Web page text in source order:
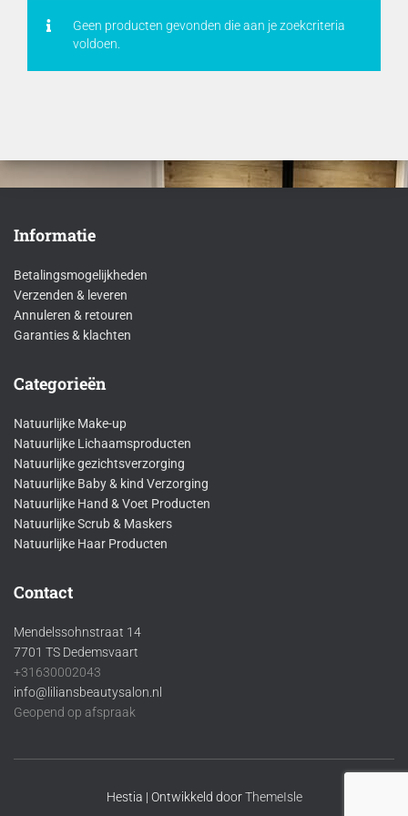
Geen producten gevonden die aan je zoekcriteria
voldoen.
Informatie
Betalingsmogelijkheden
Verzenden & leveren
Annuleren & retouren
Garanties & klachten
Categorieën
Natuurlijke Make-up
Natuurlijke Lichaamsproducten
Natuurlijke gezichtsverzorging
Natuurlijke Baby & kind Verzorging
Natuurlijke Hand & Voet Producten
Natuurlijke Scrub & Maskers
Natuurlijke Haar Producten
Contact
Mendelssohnstraat 14
7701 TS Dedemsvaart
+31630002043
info@liliansbeautysalon.nl
Geopend op afspraak
Hestia | Ontwikkeld doorThemeIsle